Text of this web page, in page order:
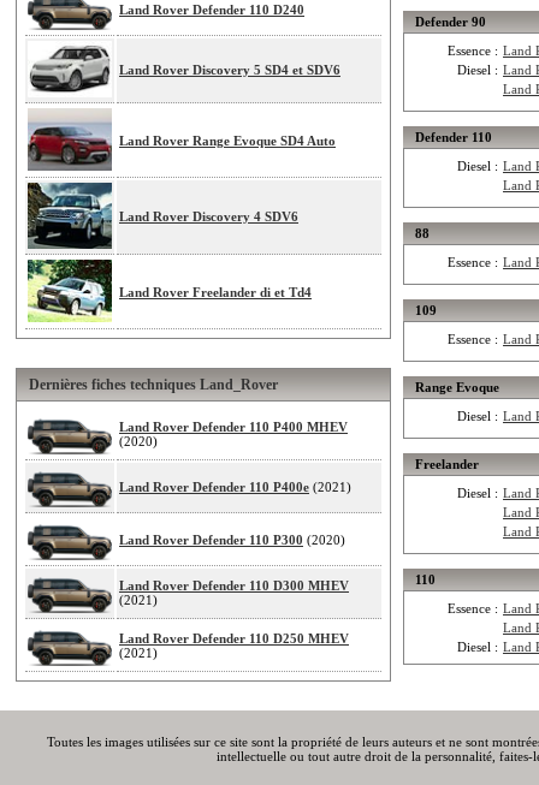
Land Rover Defender 110 D240
Land Rover Discovery 5 SD4 et SDV6
Land Rover Range Evoque SD4 Auto
Land Rover Discovery 4 SDV6
Land Rover Freelander di et Td4
Dernières fiches techniques Land_Rover
Land Rover Defender 110 P400 MHEV
(2020)
Land Rover Defender 110 P400e (2021)
Land Rover Defender 110 P300 (2020)
Land Rover Defender 110 D300 MHEV
(2021)
Land Rover Defender 110 D250 MHEV
(2021)
Defender 90
Essence : Land
Diesel : Land
Land
Defender 110
Diesel : Land
Land
88
Essence : Land
109
Essence : Land
Range Evoque
Diesel : Land
Freelander
Diesel : Land
Land
Land
110
Essence : Land
Land
Diesel : Land
Toutes les images utilisées sur ce site sont la propriété de leurs auteurs et ne sont
intellectuelle ou tout autre droit de la personnalité,